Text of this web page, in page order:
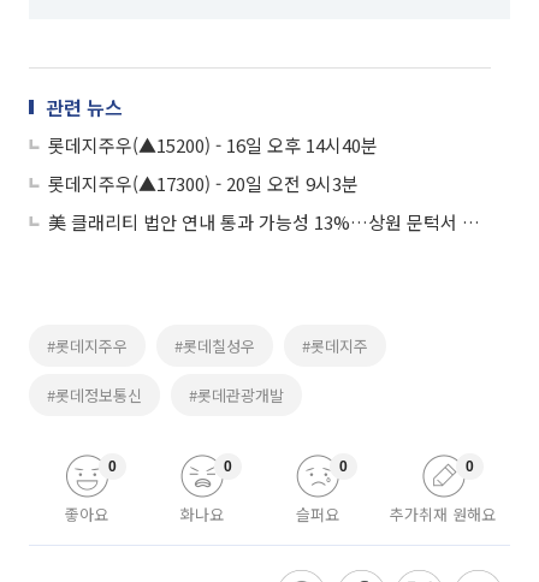
관련 뉴스
롯데지주우(▲15200) - 16일 오후 14시40분
롯데지주우(▲17300) - 20일 오전 9시3분
美 클래리티 법안 연내 통과 가능성 13%…상원 문턱서 제동
#롯데지주우 #롯데칠성우 #롯데지주
#롯데정보통신 #롯데관광개발
좋아요
0
화나요
0
슬퍼요
0
추가취재 원해요
0